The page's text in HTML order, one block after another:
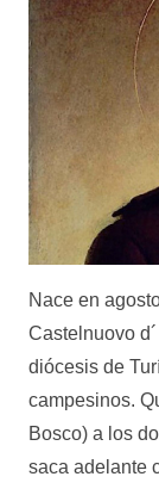
Nace en
Castelnuovo
diócesis de
campesinos.
Bosco) a los
saca adelante